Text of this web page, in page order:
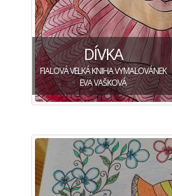
DÍVKA
FIALOVÁ VELKÁ KNIHA VYMALOVÁNEK
EVA VAŠKOVÁ